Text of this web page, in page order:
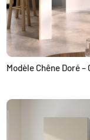
Modèle Chêne Doré